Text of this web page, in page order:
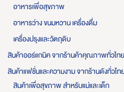
อาหารเพื่อสุขภาพ
อาหารว่าง ขนมหวาน เครื่องดื่ม
เครื่องปรุงและวัตถุดิบ
สินค้าออร์แกนิค จากร้านค้าคุณภาพทั่วไทย
สินค้าแฟชั่นและความงาม จากร้านดังทั่วไท
สินค้าเพื่อสุขภาพ สำหรับแม่และเด็ก